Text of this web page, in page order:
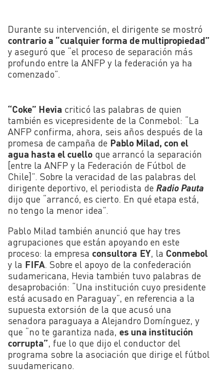
Durante su intervención, el dirigente se mostró
contrario a “cualquier forma de multipropiedad”
y aseguró que “el proceso de separación más
profundo entre la ANFP y la federación ya ha
comenzado”.
“Coke” Hevia criticó las palabras de quien
también es vicepresidente de la Conmebol: “La
ANFP confirma, ahora, seis años después de la
promesa de campaña de Pablo Milad, con el
agua hasta el cuello que arrancó la separación
[entre la ANFP y la Federación de Fútbol de
Chile]”. Sobre la veracidad de las palabras del
dirigente deportivo, el periodista de Radio Pauta
dijo que “arrancó, es cierto. En qué etapa está,
no tengo la menor idea”.
Pablo Milad también anunció que hay tres
agrupaciones que están apoyando en este
proceso: la empresa consultora EY, la Conmebol
y la FIFA. Sobre el apoyo de la confederación
sudamericana, Hevia también tuvo palabras de
desaprobación: “Una institución cuyo presidente
está acusado en Paraguay”, en referencia a la
supuesta extorsión de la que acusó una
senadora paraguaya a Alejandro Domínguez, y
que “no te garantiza nada, es una institución
corrupta”, fue lo que dijo el conductor del
programa sobre la asociación que dirige el fútbol
suudamericano.